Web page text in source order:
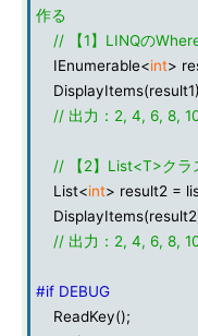
作る
// 【1】LINQの
IEnumerable<int>
// 出力：2, 4, 6, 8,
// 【2】List<T>クラ
List<int> result2 =
// 出力：2, 4, 6, 8,
#if DEBUG
ReadKey();